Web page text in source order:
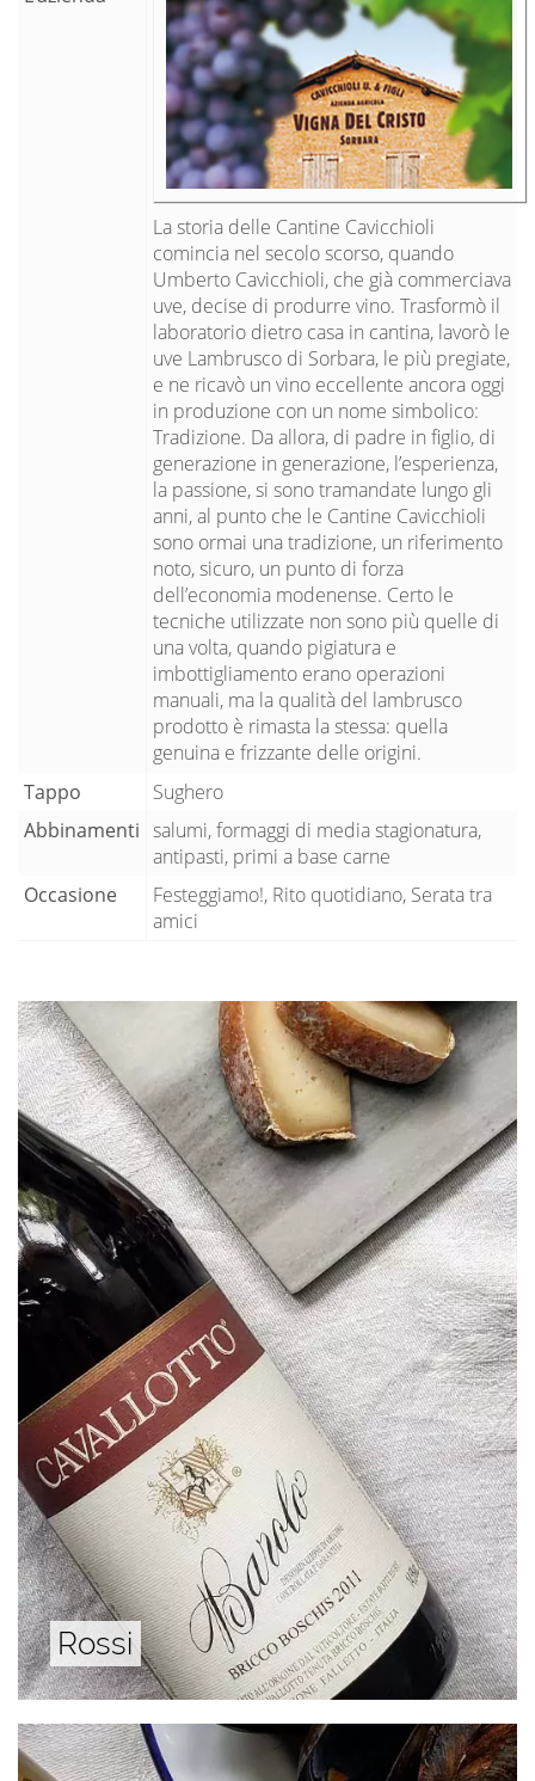
La storia delle Cantine Cavicchioli
comincia nel secolo scorso, quando
Umberto Cavicchioli, che già commerciava
uve, decise di produrre vino. Trasformò il
laboratorio dietro casa in cantina, lavorò le
uve Lambrusco di Sorbara, le più pregiate,
e ne ricavò un vino eccellente ancora oggi
in produzione con un nome simbolico:
Tradizione. Da allora, di padre in figlio, di
generazione in generazione, l’esperienza,
la passione, si sono tramandate lungo gli
anni, al punto che le Cantine Cavicchioli
sono ormai una tradizione, un riferimento
noto, sicuro, un punto di forza
dell’economia modenense. Certo le
tecniche utilizzate non sono più quelle di
una volta, quando pigiatura e
imbottigliamento erano operazioni
manuali, ma la qualità del lambrusco
prodotto è rimasta la stessa: quella
genuina e frizzante delle origini.
Tappo
Sughero
Abbinamenti salumi, formaggi di media stagionatura,
antipasti, primi a base carne
Occasione
Festeggiamo!, Rito quotidiano, Serata tra
amici
Rossi